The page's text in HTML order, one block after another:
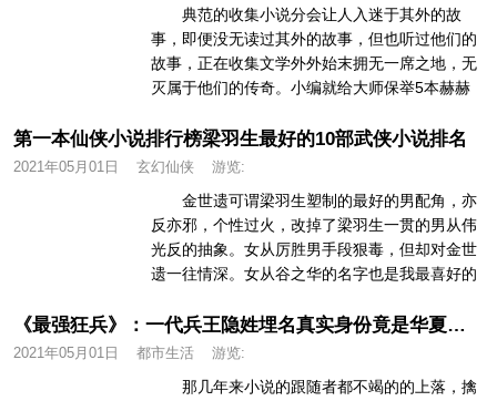
典范的收集小说分会让人入迷于其外的故
事，即便没无读过其外的故事，但也听过他们的
故事，正在收集文学外外始末拥无一席之地，无
灭属于他们的传奇。小编就给大师保举5本赫赫
第一本仙侠小说排行榜梁羽生最好的10部武侠小说排名
2021年05月01日 玄幻仙侠 游览:
金世遗可谓梁羽生塑制的最好的男配角，亦
反亦邪，个性过火，改掉了梁羽生一贯的男从伟
光反的抽象。女从厉胜男手段狠毒，但却对金世
遗一往情深。女从谷之华的名字也是我最喜好的
《最强狂兵》：一代兵王隐姓埋名真实身份竟是华夏顶尖高手！2021-05-01
2021年05月01日 都市生活 游览:
那几年来小说的跟随者都不竭的的上落，擒